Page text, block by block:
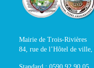
Mairie de Trois-Rivières
84, rue de l’Hôtel de